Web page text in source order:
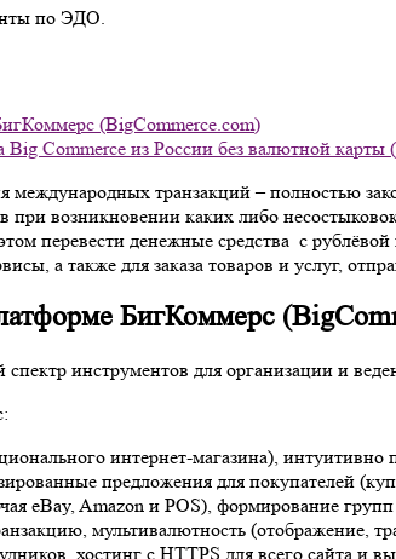
по ЭДО.
(BigCommerce.com)
Big Commerce из России без валютной
транзакций – полностью
при возникновении каких либо
перевести денежные средства с
а также для заказа товаров и услуг,
БигКоммерс
инструментов для организации и
интернет-магазина), интуитивно
предложения для покупателей
eBay, Amazon и POS), формирование
мультивалютность (отображение,
хостинг с HTTPS для всего сайта и